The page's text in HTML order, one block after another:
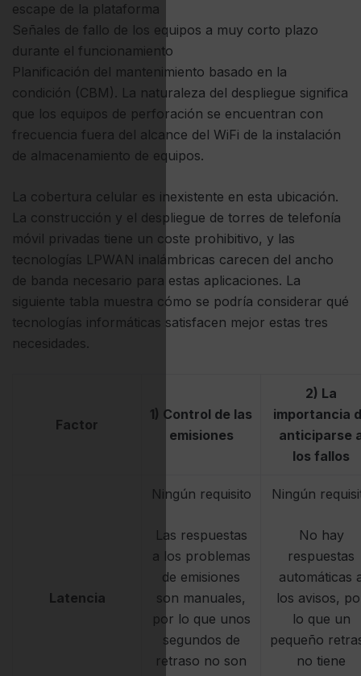
escape de la plataforma
Señales de fallo de los equipos a muy corto plazo
durante el funcionamiento
Planificación del mantenimiento basado en la
condición (CBM). La naturaleza del despliegue significa
que los equipos de perforación se encuentran con
frecuencia fuera del alcance del WiFi de la instalación
de almacenamiento de equipos.
La cobertura celular es inexistente en esta ubicación.
La construcción y el despliegue de torres de telefonía
móvil privadas tiene un coste prohibitivo, y las
tecnologías LPWAN inalámbricas carecen del ancho
de banda necesario para estas aplicaciones. La
siguiente tabla muestra cómo se podría considerar qué
tecnologías informáticas satisfacen mejor estas tres
necesidades.
Factor
1) Control de las
emisiones
2) La
importancia
anticiparse
los fallos
Latencia
Ningún requisito
Las respuestas
a los problemas
de emisiones
son manuales,
por lo que unos
segundos de
retraso no son
Ningún
No hay
respuestas
automáticas
los avisos,
lo que un
pequeño
no tiene